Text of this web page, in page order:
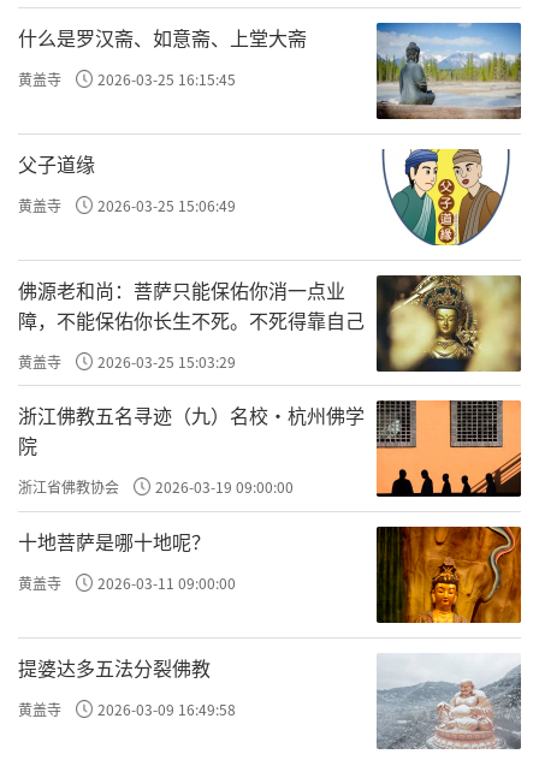
寺的规模向山下扩展，相继建造了释迦牟尼堂
（926年建成）、五重塔（951年建成）、三宝
院（江户时期16世纪建造）、灵宝馆（明知时
期20世纪初期建成）等。目前，醍醐寺因拥有
包括6栋国宝、8栋重要文化财在内的92栋建
筑，在1994年被联合国教科文组织列为世界文
化遗产。
相对我们的祖庭而言，地面的殿堂建筑已
荡然无存，在寺院的恢复过程中，对寺院的建
造也多是寺院自身的事情，没有统一的规划与
设计，更不要说设计师的精心考量了。寺院的
建筑风格虽也多注意了中国传统廊庑、殿堂的
造型。但是，有的寺院历史源远流长，号称缘
起隋唐，但其建筑却是清代风格，不能不说是
一种缺憾。值得庆幸的是尚有一些佛塔健在，
依然保持着中国传统建筑的时代风貌，值得我
们珍视，如华严寺的两座古塔、草堂寺的鸠摩
罗什舍利塔、香积寺的善导大师舍利塔、慈恩
什么是罗汉斋、如意斋、上堂大斋
黄盖寺 2026-03-25 16:15:45
父子道缘
黄盖寺 2026-03-25 15:06:49
佛源老和尚：菩萨只能保佑你消一点业
障，不能保佑你长生不死。不死得靠自己
黄盖寺 2026-03-25 15:03:29
浙江佛教五名寻迹（九）名校·杭州佛学
院
浙江省佛教协会 2026-03-19 09:00:00
十地菩萨是哪十地呢？
黄盖寺 2026-03-11 09:00:00
提婆达多五法分裂佛教
黄盖寺 2026-03-09 16:49:58